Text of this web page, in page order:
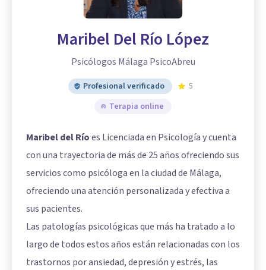
Maribel Del Río López
Psicólogos Málaga PsicoAbreu
Profesional verificado
5
Terapia online
Maribel del Ríoes Licenciada en Psicología y cuenta
con una trayectoria de más de 25 años ofreciendo sus
servicios como psicóloga en la ciudad de Málaga,
ofreciendo una atención personalizada y efectiva a
sus pacientes.
Las patologías psicológicas que más ha tratado a lo
largo de todos estos años están relacionadas con los
trastornos por ansiedad, depresión y estrés, las